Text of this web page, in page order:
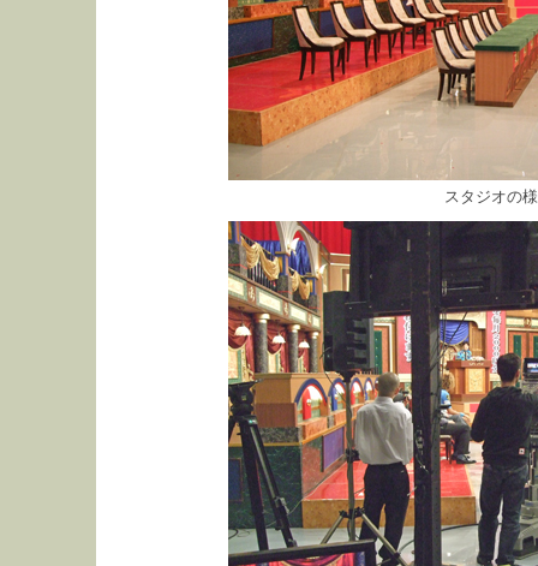
スタジオの